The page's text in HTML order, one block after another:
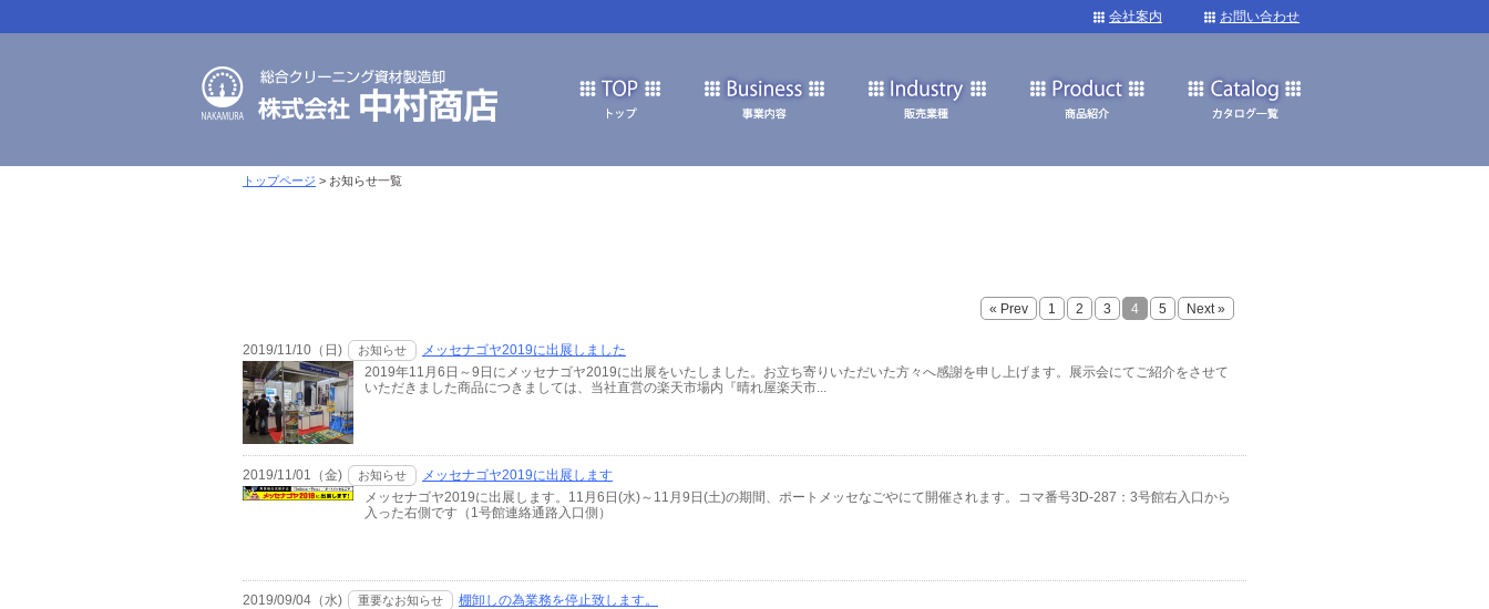
お問い合わせ
会社案内
トップページ > お知らせ一覧
« Prev 1 2 3 4 5 Next »
2019/11/10（日) お知らせ
メッセナゴヤ2019に出展しました
2019年11月6日～9日にメッセナゴヤ2019に出展をいたしました。お立ち寄りいただいた方々へ感謝を申し上げます。展示会にてご紹介をさせて
いただきました商品につきましては、当社直営の楽天市場内『晴れ屋楽天市...
2019/11/01（金) お知らせ
メッセナゴヤ2019に出展します
メッセナゴヤ2019に出展します。11月6日(水)～11月9日(土)の期間、ポートメッセなごやにて開催されます。コマ番号3D-287：3号館右入口から
入った右側です（1号館連絡通路入口側）
2019/09/04（水) 重要なお知らせ
棚卸しの為業務を停止致します。